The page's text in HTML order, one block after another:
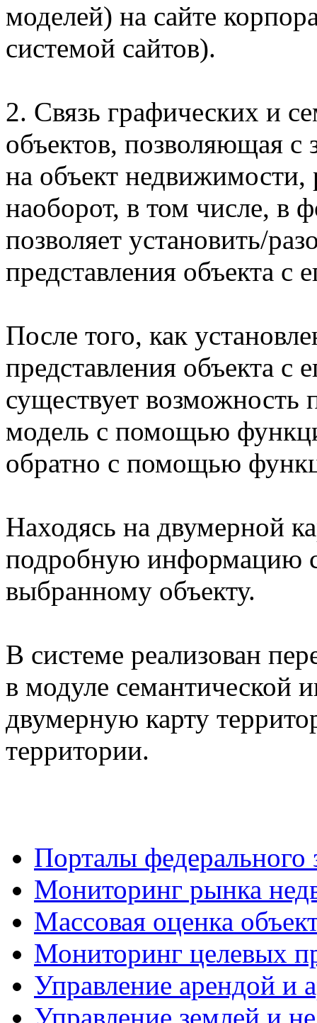
моделей) на сайте
системой сайтов).
2. Связь графических и
объектов, позволяющая с
на объект
наоборот, в том числе, в
позволяет установить/
представления объекта с
После того, как
представления объекта с
существует возможность
модель с помощью
обратно с помощью
Находясь на двумерной
подробную информацию
выбранному объекту.
В системе реализован
в модуле семантической
двумерную карту
территории.
Порталы федерального
Мониторинг рынка
Массовая оценка
Мониторинг целевых
Управление арендой